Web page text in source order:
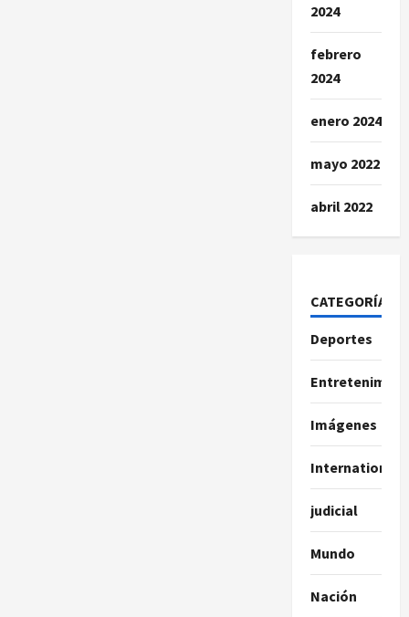
2024
febrero
2024
enero 2024
mayo 2022
abril 2022
CATEGORÍAS
Deportes
Imágenes
International
judicial
Mundo
Nación